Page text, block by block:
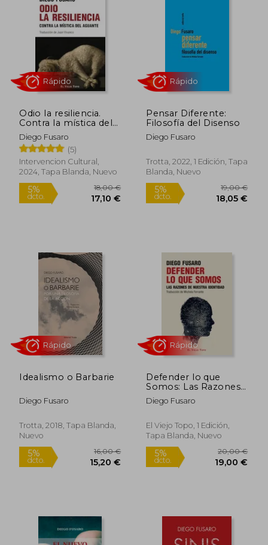
Odio la resiliencia.
Contra la mística del
aguante
Diego Fusaro
(5)
Intervencion Cultural,
2024, Tapa Blanda, Nuevo
5%
dcto. 17,10 €
Rápido
Pensar Diferente:
Filosofía del Disenso
Diego Fusaro
Trotta, 2022, 1 Edición, Tapa
Blanda, Nuevo
5%
dcto.
Idealismo o Barbarie
Diego Fusaro
Trotta, 2018, Tapa Blanda,
Nuevo
Defender lo que
Somos: Las Razones
de Nuestra Identidad
Diego Fusaro
El Viejo Topo, 1 Edición,
Tapa Blanda, Nuevo
Rápido